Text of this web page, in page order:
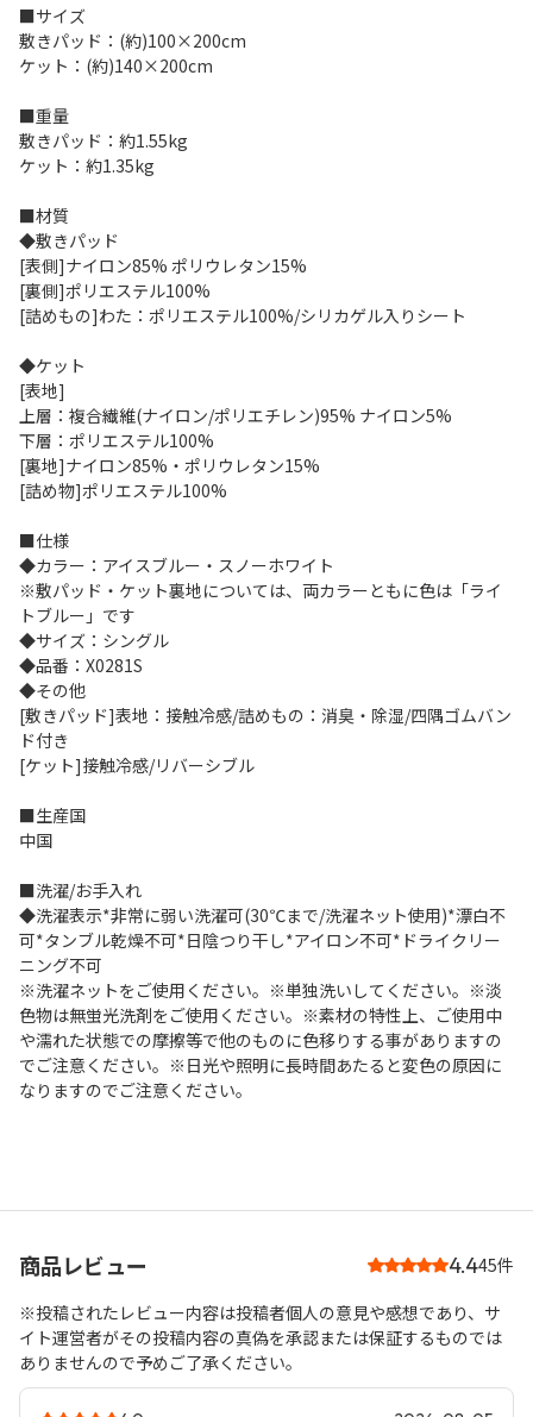
■サイズ
敷きパッド：(約)100×200cm
ケット：(約)140×200cm
■重量
敷きパッド：約1.55kg
ケット：約1.35kg
■材質
◆敷きパッド
[表側]ナイロン85% ポリウレタン15%
[裏側]ポリエステル100%
[詰めもの]わた：ポリエステル100%/シリカゲル入りシート
◆ケット
[表地]
上層：複合繊維(ナイロン/ポリエチレン)95% ナイロン5%
下層：ポリエステル100%
[裏地]ナイロン85%・ポリウレタン15%
[詰め物]ポリエステル100%
■仕様
◆カラー：アイスブルー・スノーホワイト
※敷パッド・ケット裏地については、両カラーともに色は「ライ
トブルー」です
◆サイズ：シングル
◆品番：X0281S
◆その他
[敷きパッド]表地：接触冷感/詰めもの：消臭・除湿/四隅ゴムバン
ド付き
[ケット]接触冷感/リバーシブル
■生産国
中国
■洗濯/お手入れ
◆洗濯表示*非常に弱い洗濯可(30℃まで/洗濯ネット使用)*漂白不
可*タンブル乾燥不可*日陰つり干し*アイロン不可*ドライクリー
ニング不可
※洗濯ネットをご使用ください。※単独洗いしてください。※淡
色物は無蛍光洗剤をご使用ください。※素材の特性上、ご使用中
や濡れた状態での摩擦等で他のものに色移りする事がありますの
でご注意ください。※日光や照明に長時間あたると変色の原因に
なりますのでご注意ください。
商品レビュー 4.445件
※投稿されたレビュー内容は投稿者個人の意見や感想であり、サ
イト運営者がその投稿内容の真偽を承認または保証するものでは
ありませんので予めご了承ください。